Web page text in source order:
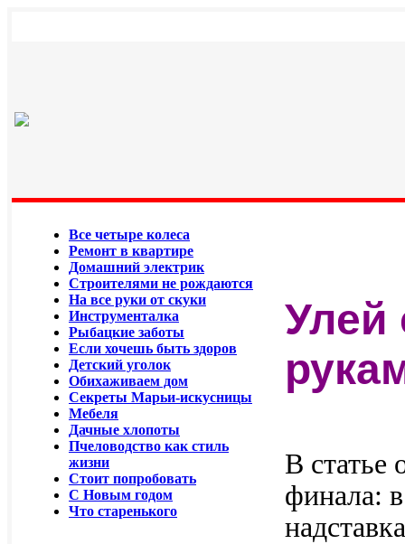
Все четыре колеса
Ремонт в квартире
Домашний электрик
Строителями не рождаются
На все руки от скуки
Инструменталка
Рыбацкие заботы
Если хочешь быть здоров
Детский уголок
Обихаживаем дом
Секреты Марьи-искусницы
Мебеля
Дачные хлопоты
Пчеловодство как стиль
жизни
Стоит попробовать
С Новым годом
Что старенького
Улей
В статье
финала: